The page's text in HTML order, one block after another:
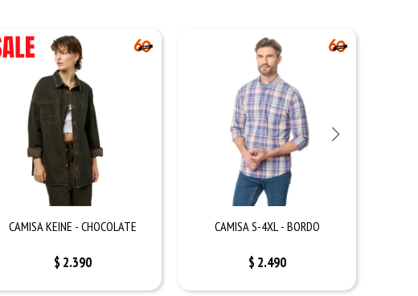
CAMISA KEINE - CHOCOLATE
$ 2.390
CAMISA S-4XL - BORDO
$ 2.490